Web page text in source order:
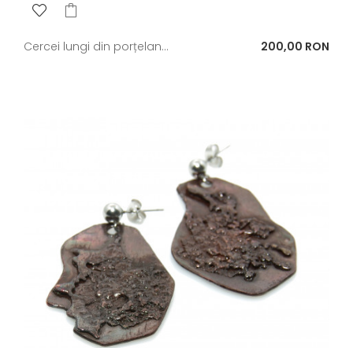
Cercei lungi din porțelan... Pret
200,00 RON